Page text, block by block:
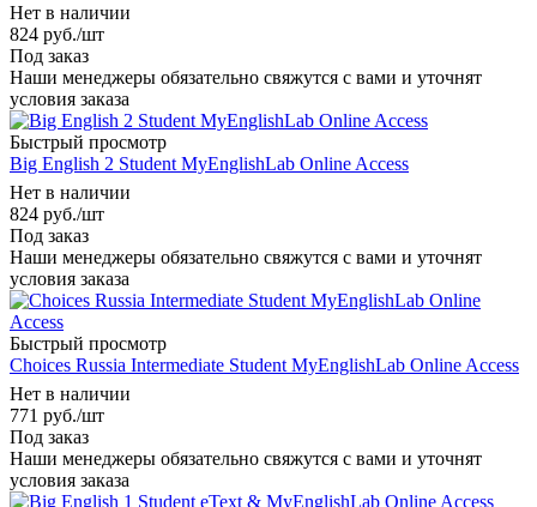
Нет в наличии
824 руб./шт
Под заказ
Наши менеджеры обязательно свяжутся с вами и уточнят
условия заказа
Быстрый просмотр
Big English 2 Student MyEnglishLab Online Access
Нет в наличии
824 руб./шт
Под заказ
Наши менеджеры обязательно свяжутся с вами и уточнят
условия заказа
Быстрый просмотр
Choices Russia Intermediate Student MyEnglishLab Online Access
Нет в наличии
771 руб./шт
Под заказ
Наши менеджеры обязательно свяжутся с вами и уточнят
условия заказа